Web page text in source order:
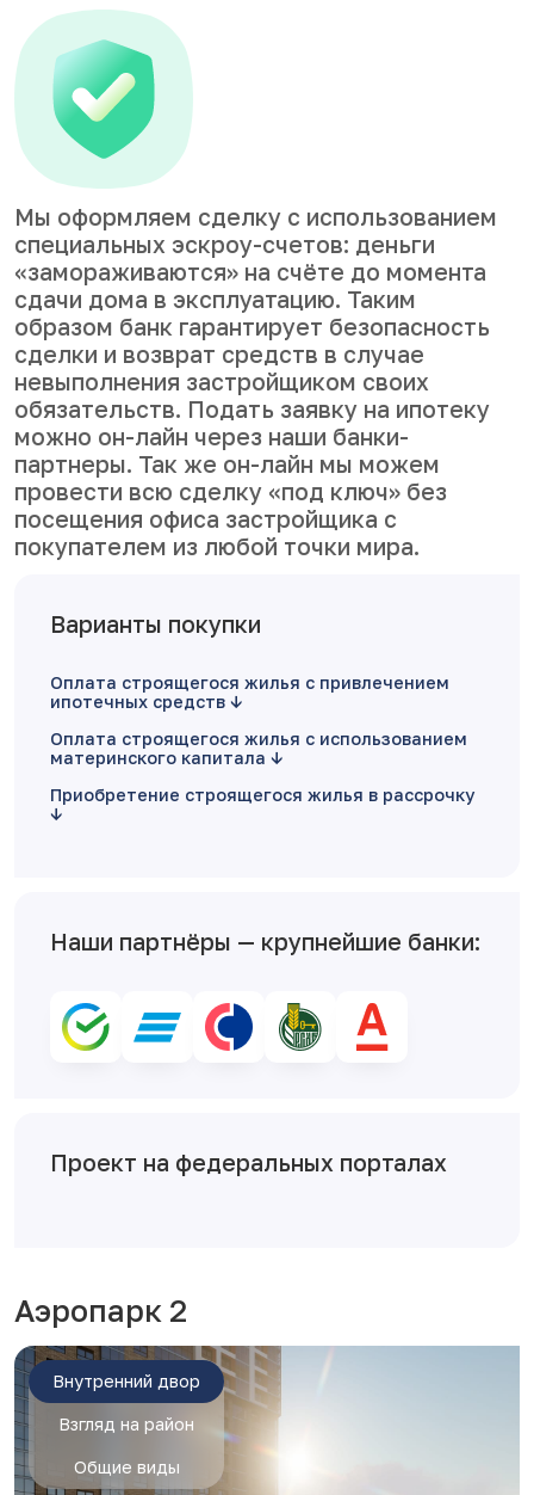
Мы оформляем сделку с использованием
специальных эскроу-счетов: деньги
«замораживаются» на счёте до момента
сдачи дома в эксплуатацию. Таким
образом банк гарантирует безопасность
сделки и возврат средств в случае
невыполнения застройщиком своих
обязательств. Подать заявку на ипотеку
можно он-лайн через наши банки-
партнеры. Так же он-лайн мы можем
провести всю сделку «под ключ» без
посещения офиса застройщика с
покупателем из любой точки мира.
Варианты покупки
Оплата строящегося жилья с привлечением
ипотечных средств
Оплата строящегося жилья с использованием
материнского капитала
Приобретение строящегося жилья в рассрочку
Наши партнёры — крупнейшие банки:
Проект на федеральных порталах
Аэропарк 2
Внутренний двор
Взгляд на район
Общие виды